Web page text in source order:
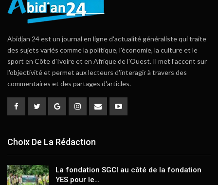
Abidjan 24 est un journal en ligne d'actualité généraliste qui traite
des sujets variés comme la politique, l'économie, la culture et le
sport en Côte d'Ivoire et en Afrique de l'Ouest. Il met l'accent sur
l'objectivité et permet aux lecteurs d'interagir à travers des
commentaires et des partages d'articles.
Choix De La Rédaction
La fondation SGCI au côté de la fondation
YES pour le…